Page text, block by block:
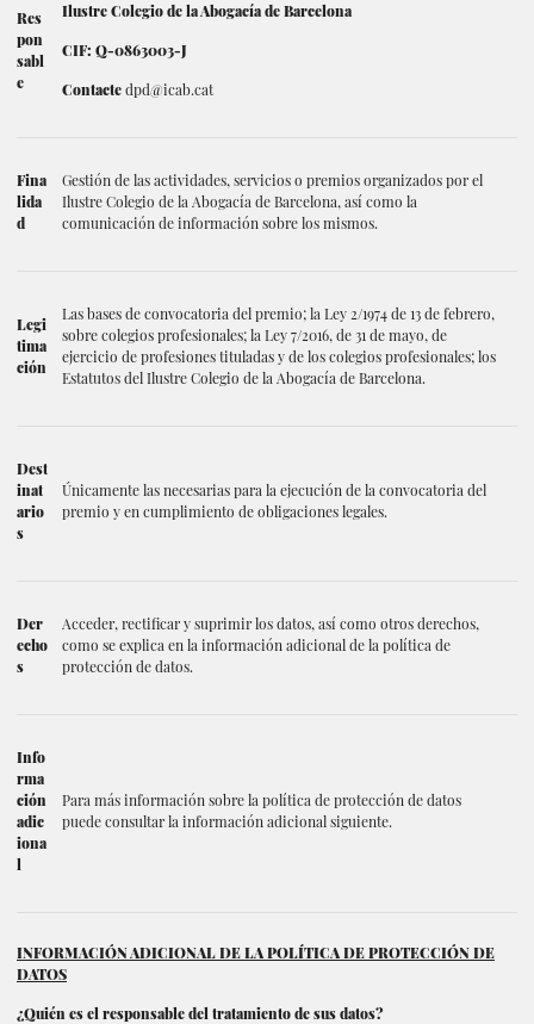
Res
pon
sabl
e
Ilustre Colegio de la Abogacía de Barcelona
CIF: Q-0863003-J
Contactedpd@icab.cat
Fina
lida
d
Gestión de las actividades, servicios o premios organizados por el
Ilustre Colegio de la Abogacía de Barcelona, así como la
comunicación de información sobre los mismos.
Legi
tima
ción
Las bases de convocatoria del premio; la Ley 2/1974 de 13 de febrero,
sobre colegios profesionales; la Ley 7/2016, de 31 de mayo, de
ejercicio de profesiones tituladas y de los colegios profesionales; los
Estatutos del Ilustre Colegio de la Abogacía de Barcelona.
Dest
inat
ario
s
Únicamente las necesarias para la ejecución de la convocatoria del
premio y en cumplimiento de obligaciones legales.
Der
echo
s
Acceder, rectificar y suprimir los datos, así como otros derechos,
como se explica en la información adicional de la política de
protección de datos.
Info
rma
ción
adic
iona
l
Para más información sobre la política de protección de datos
puede consultar la información adicional siguiente.
INFORMACIÓN ADICIONAL DE LA POLÍTICA DE PROTECCIÓN DE
DATOS
¿Quién es el responsable del tratamiento de sus datos?